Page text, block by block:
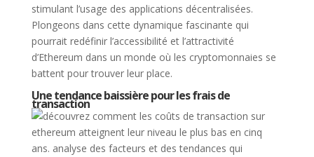
stimulant l’usage des applications décentralisées.
Plongeons dans cette dynamique fascinante qui
pourrait redéfinir l’accessibilité et l’attractivité
d’Ethereum dans un monde où les cryptomonnaies se
battent pour trouver leur place.
Une tendance baissière pour les frais de
transaction